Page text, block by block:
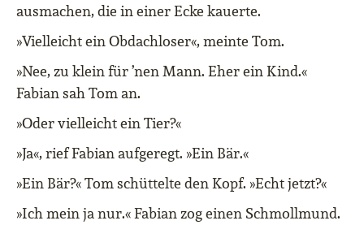
ausmachen, die in einer Ecke kauerte.
»Vielleicht ein Obdachloser«, meinte Tom.
»Nee, zu klein für ’nen Mann. Eher ein Kind.«
Fabian sah Tom an.
»Oder vielleicht ein Tier?«
»Ja«, rief Fabian aufgeregt. »Ein Bär.«
»Ein Bär?« Tom schüttelte den Kopf. »Echt jetzt?«
»Ich mein ja nur.« Fabian zog einen Schmollmund.